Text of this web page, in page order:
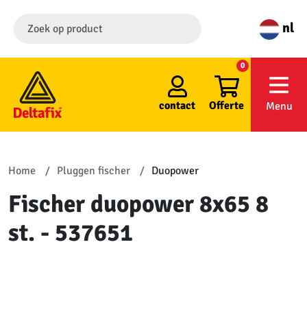
nl
contact Offerte
0
Menu
Home Pluggen fischer Duopower
Fischer duopower 8x65 8
st. - 537651